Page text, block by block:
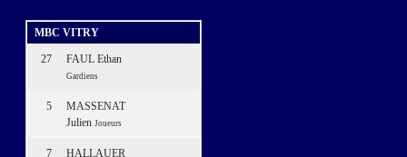
MBC VITRY
27 FAUL Ethan
Gardiens
5
MASSENAT
Julien Joueurs
7
HALLAUER